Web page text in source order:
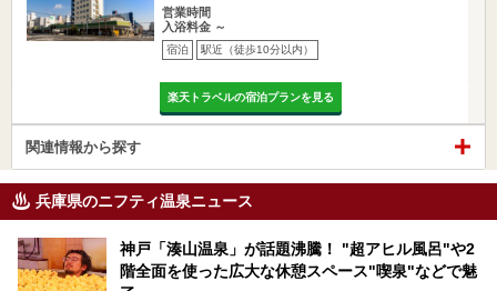
営業時間
入浴料金 ～
宿泊 駅近（徒歩10分以内）
楽天トラベルの宿泊プランを見る
関連情報から探す
兵庫県のニフティ温泉ニュース
神戸「湊山温泉」が話題沸騰！ "超アヒル風呂"や2
階全面を使った広大な休憩スペース"喫泉"などで魅